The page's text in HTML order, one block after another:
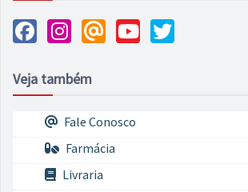
Veja também
Fale Conosco
Farmácia
Livraria